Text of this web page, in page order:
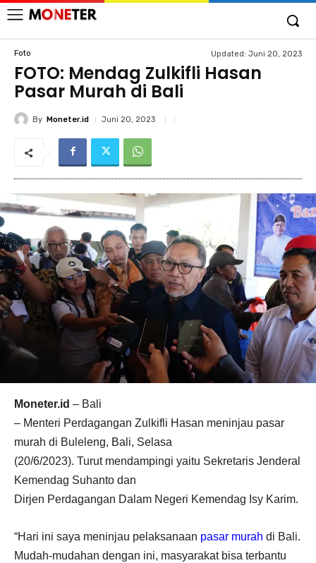
Foto Updated: Juni 20, 2023
FOTO: Mendag Zulkifli Hasan
Pasar Murah di Bali
By Moneter.id Juni 20, 2023
Moneter.id – Bali
– Menteri Perdagangan Zulkifli Hasan meninjau pasar
murah di Buleleng, Bali, Selasa
(20/6/2023). Turut mendampingi yaitu Sekretaris Jenderal
Kemendag Suhanto dan
Dirjen Perdagangan Dalam Negeri Kemendag Isy Karim.
“Hari ini saya meninjau pelaksanaan pasar murah di Bali.
Mudah-mudahan dengan ini, masyarakat bisa terbantu